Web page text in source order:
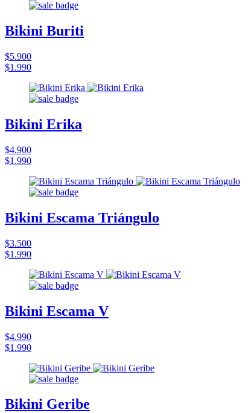
Bikini Buriti
$5.900
$1.990
Bikini Erika
$4.900
$1.990
Bikini Escama Triángulo
$3.500
$1.990
Bikini Escama V
$4.990
$1.990
Bikini Geribe